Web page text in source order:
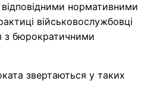
нормативними
військовослужбовці
з бюрократичними
звертаються у таких